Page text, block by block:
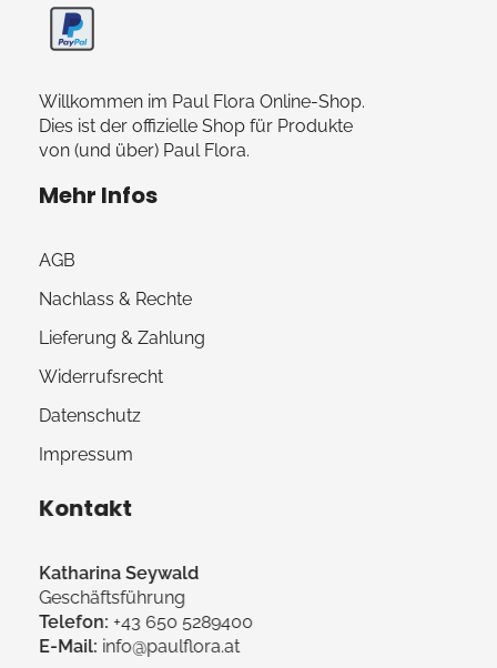
Willkommen im Paul Flora Online-Shop.
Dies ist der offizielle Shop für Produkte
von (und über) Paul Flora.
Mehr Infos
AGB
Nachlass & Rechte
Lieferung & Zahlung
Widerrufsrecht
Datenschutz
Impressum
Kontakt
Katharina Seywald
Geschäftsführung
Telefon: +43 650 5289400
E-Mail: info@paulflora.at